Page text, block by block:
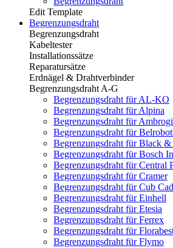
Edit Template
Begrenzungsdraht
Begrenzungsdraht
Kabeltester
Installationssätze
Reparatursätze
Erdnägel & Drahtverbinder
Begrenzungsdraht A-G
Begrenzungsdraht für AL-KO
Begrenzungsdraht für Alpina
Begrenzungsdraht für
Begrenzungsdraht für
Begrenzungsdraht für Black
Begrenzungsdraht für Bosch
Begrenzungsdraht für Central
Begrenzungsdraht für Cramer
Begrenzungsdraht für Cub
Begrenzungsdraht für Einhell
Begrenzungsdraht für Etesia
Begrenzungsdraht für Ferrex
Begrenzungsdraht für
Begrenzungsdraht für Flymo